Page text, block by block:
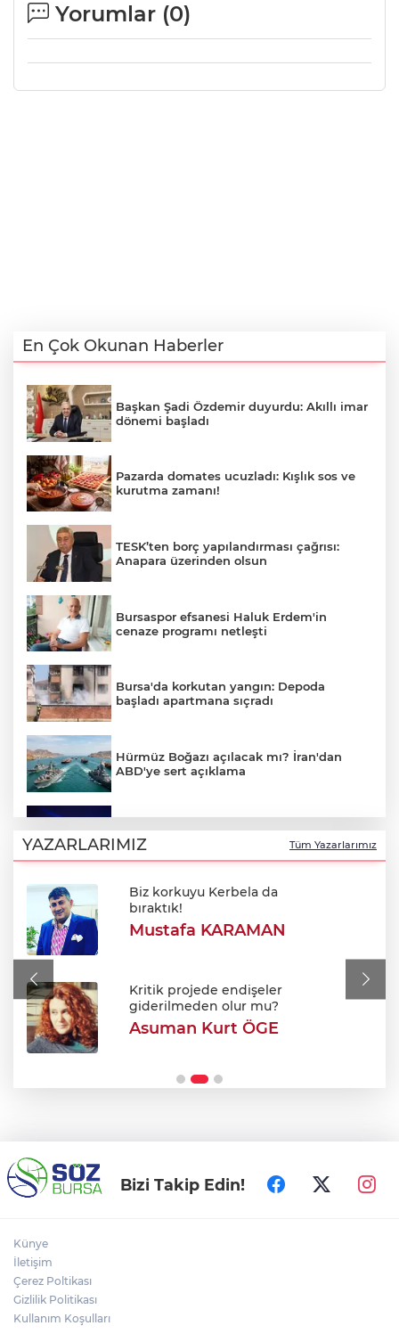
Yorumlar (0)
En Çok Okunan Haberler
Başkan Şadi Özdemir duyurdu: Akıllı imar
dönemi başladı
Pazarda domates ucuzladı: Kışlık sos ve
kurutma zamanı!
TESK’ten borç yapılandırması çağrısı:
Anapara üzerinden olsun
Bursaspor efsanesi Haluk Erdem'in
cenaze programı netleşti
Bursa'da korkutan yangın: Depoda
başladı apartmana sıçradı
Hürmüz Boğazı açılacak mı? İran'dan
ABD'ye sert açıklama
heyecanı: Işıklar sönecek!
700. yıl coşkusu Keles'i sardı: Dev
şenlikte unutulmaz gün!
Bursa’da Sunroof’lu cami ilgi odağı oldu!
YAZARLARIMIZ Tüm Yazarlarımız
Biz korkuyu Kerbela da
bıraktık!
Mustafa KARAMAN
Kritik projede endişeler
giderilmeden olur mu?
Asuman Kurt ÖGE
Bizi Takip Edin!
Künye
İletişim
Çerez Poltikası
Gizlilik Politikası
Kullanım Koşulları